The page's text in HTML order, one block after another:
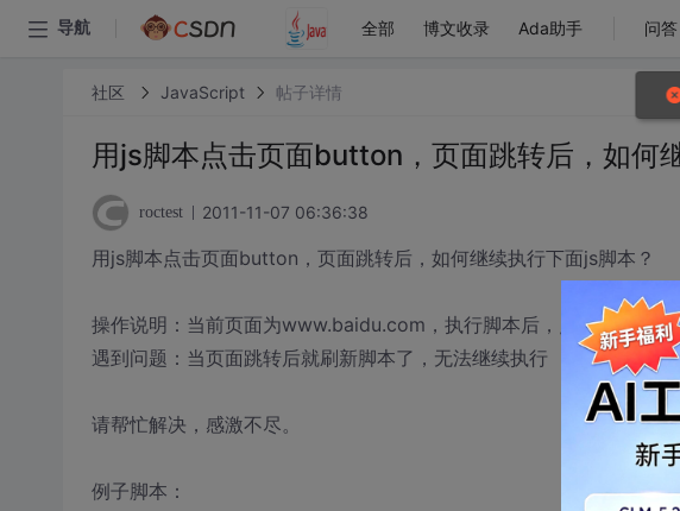
导航 全部 博文收录 Ada助手 问答
社区 JavaScript 帖子详情
用js脚本点击页面button，页面跳转后，如何
roctest 2011-11-07 06:36:38
用js脚本点击页面button，页面跳转后，如何继续执行下面js脚本？
操作说明：当前页面为www.baidu.com，执行脚本后，点击页面中
遇到问题：当页面跳转后就刷新脚本了，无法继续执行
请帮忙解决，感激不尽。
例子脚本：